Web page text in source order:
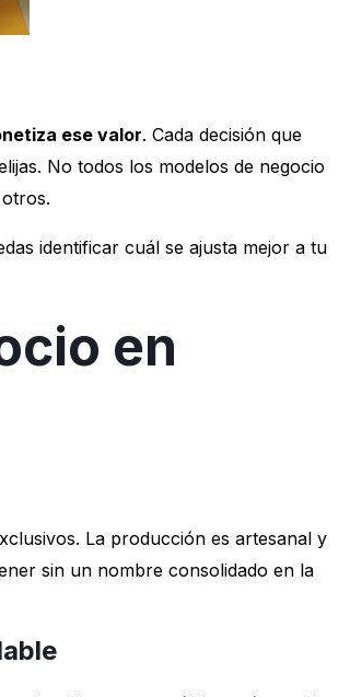
ese valor. Cada decisión que
No todos los modelos de negocio
identificar cuál se ajusta mejor a tu
en
La producción es artesanal y
sin un nombre consolidado en la